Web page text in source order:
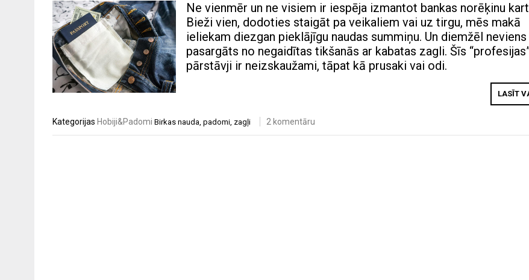
Ne vienmēr un ne visiem ir iespēja izmantot bankas norēķinu
Bieži vien, dodoties staigāt pa veikaliem vai uz tirgu, mēs makā
ieliekam diezgan pieklājīgu naudas summiņu. Un diemžēl neviens
pasargāts no negaidītas tikšanās ar kabatas zagli. Šīs
pārstāvji ir neizskaužami, tāpat kā prusaki vai odi.
LASĪT
Kategorijas Hobiji&Padomi Birkas nauda, padomi, zagļi 2 komentāru